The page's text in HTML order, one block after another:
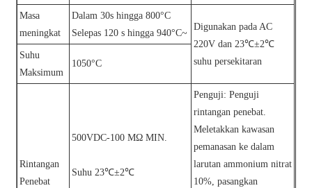
Masa
meningkat
Dalam 30s hingga 800°C
Selepas 120 s hingga 940°C~
Digunakan pada AC
220V dan 23℃±2℃
suhu persekitaran
Suhu
Maksimum
1050°C
Rintangan
Penebat
500VDC-100 MΩ MIN.
Suhu 23℃±2℃
Penguji: Penguji
rintangan penebat.
Meletakkan kawasan
pemanasan ke dalam
larutan ammonium nitrat
10%, pasangkan